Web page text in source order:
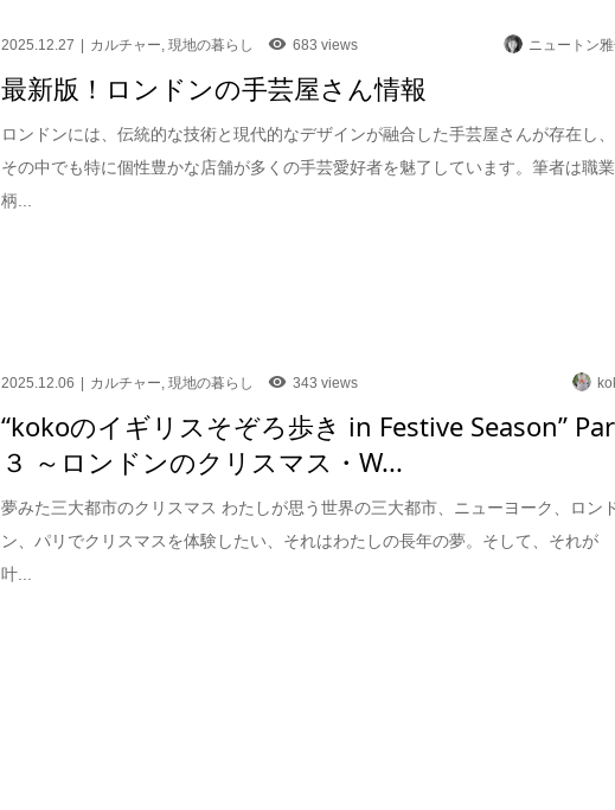
2025.12.27 カルチャー,現地の暮らし 683 views ニュートン
最新版！ロンドンの手芸屋さん情報
ロンドンには、伝統的な技術と現代的なデザインが融合した手芸屋さんが存在し、
その中でも特に個性豊かな店舗が多くの手芸愛好者を魅了しています。筆者は職業
柄...
2025.12.06 カルチャー ,現地の暮らし 343 views
“kokoのイギリスそぞろ歩き in Festive Season”
３ ～ロンドンのクリスマス・W...
夢みた三大都市のクリスマス わたしが思う世界の三大都市、ニューヨーク、ロン
ン、パリでクリスマスを体験したい、それはわたしの長年の夢。そして、それが
叶...